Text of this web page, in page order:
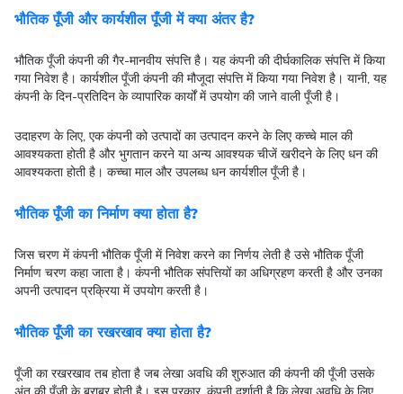
भौतिक पूँजी और कार्यशील पूँजी में क्या अंतर है?
भौतिक पूँजी कंपनी की गैर-मानवीय संपत्ति है। यह कंपनी की दीर्घकालिक संपत्ति में किया
गया निवेश है। कार्यशील पूँजी कंपनी की मौजूदा संपत्ति में किया गया निवेश है। यानी, यह
कंपनी के दिन-प्रतिदिन के व्यापारिक कार्यों में उपयोग की जाने वाली पूँजी है।
उदाहरण के लिए, एक कंपनी को उत्पादों का उत्पादन करने के लिए कच्चे माल की
आवश्यकता होती है और भुगतान करने या अन्य आवश्यक चीजें खरीदने के लिए धन की
आवश्यकता होती है। कच्चा माल और उपलब्ध धन कार्यशील पूँजी है।
भौतिक पूँजी का निर्माण क्या होता है?
जिस चरण में कंपनी भौतिक पूँजी में निवेश करने का निर्णय लेती है उसे भौतिक पूँजी
निर्माण चरण कहा जाता है। कंपनी भौतिक संपत्तियों का अधिग्रहण करती है और उनका
अपनी उत्पादन प्रक्रिया में उपयोग करती है।
भौतिक पूँजी का रखरखाव क्या होता है?
पूँजी का रखरखाव तब होता है जब लेखा अवधि की शुरुआत की कंपनी की पूँजी उसके